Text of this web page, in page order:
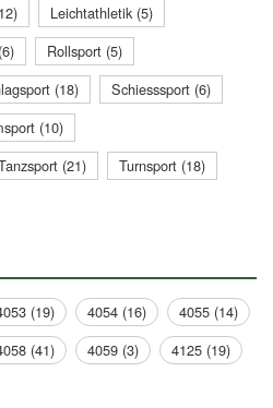
Leichtathletik (5)
Rollsport (5)
(18)
Schiesssport (6)
(10)
(21)
Turnsport (18)
(19) 4054 (16)
4055 (14)
(41) 4059 (3)
4125 (19)